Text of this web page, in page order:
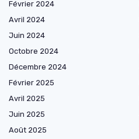
Février 2024
Avril 2024
Juin 2024
Octobre 2024
Décembre 2024
Février 2025
Avril 2025
Juin 2025
Août 2025